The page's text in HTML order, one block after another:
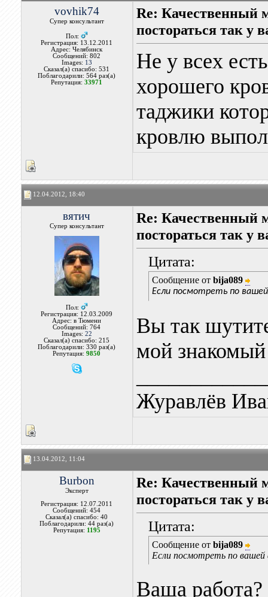
vovhik74
Супер консультант
Пол:
Регистрация: 13.12.2011
Адрес: Челябинск
Сообщений: 802
Images: 13
Сказал(а) спасибо: 531
Поблагодарили: 564 раз(а)
Репутация:33971
Re: Качественный
постораться так у
Не у всех
хорошего
таджики
кровлю
12.04.2012, 18:40
вятич
Супер консультант
Пол:
Регистрация: 12.03.2009
Адрес: в Тюмени
Сообщений: 764
Images: 22
Сказал(а) спасибо: 215
Поблагодарили: 330 раз(а)
Репутация:9850
Re: Качественный
постораться так у
Цитата:
Сообщение от bija089
Если посмотреть по
Вы так
мой знакомый
Журавлёв
13.04.2012, 11:04
Burbon
Эксперт
Регистрация: 12.07.2011
Сообщений: 454
Сказал(а) спасибо: 40
Поблагодарили: 44 раз(а)
Репутация: 1195
Re: Качественный
постораться так у
Цитата:
Сообщение от bija089
Если посмотреть по
Ваша работа?